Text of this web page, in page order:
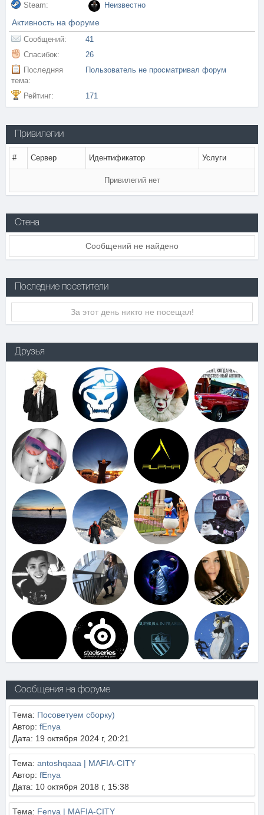
Steam:
Неизвестно
Активность на форуме
Сообщений:
41
Спасибок:
26
Последняя
тема:
Пользователь не просматривал форум
Рейтинг: 171
Привилегии
# Сервер Идентификатор Услуги
Привилегий нет
Стена
Сообщений не найдено
Последние посетители
За этот день никто не посещал!
Друзья
Сообщения на форуме
Тема: Посоветуем сборку)
Автор: fEnya
Дата: 19 октября 2024 г, 20:21
Тема: antoshqaaa | MAFIA-CITY
Автор: fEnya
Дата: 10 октября 2018 г, 15:38
Тема: Fenya | MAFIA-CITY